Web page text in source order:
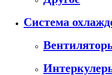
Система